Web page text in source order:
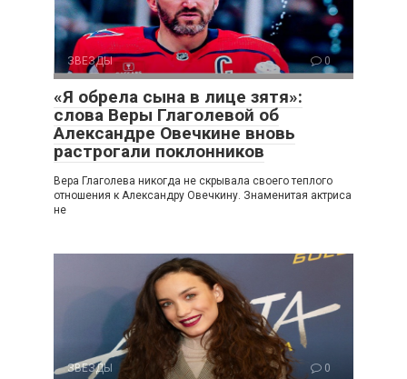
ЗВЕЗДЫ 0
«Я обрела сына в лице зятя»:
слова Веры Глаголевой об
Александре Овечкине вновь
растрогали поклонников
Вера Глаголева никогда не скрывала своего теплого
отношения к Александру Овечкину. Знаменитая актриса
не
ЗВЕЗДЫ 0